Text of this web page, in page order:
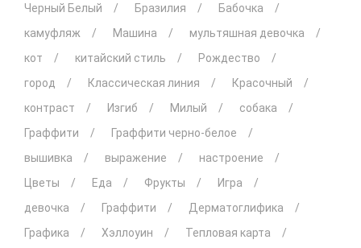
Черный Белый
Бразилия
Бабочка
камуфляж
Машина
мультяшная девочка
кот
китайский стиль
Рождество
город
Классическая линия
Красочный
контраст
Изгиб Милый
собака
Граффити
Граффити черно-белое
вышивка
выражение
настроение
Цветы
Еда Фрукты
Игра
девочка
Граффити
Дерматоглифика
Графика
Хэллоуин
Тепловая карта